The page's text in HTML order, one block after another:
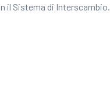
il Sistema di Interscambio.